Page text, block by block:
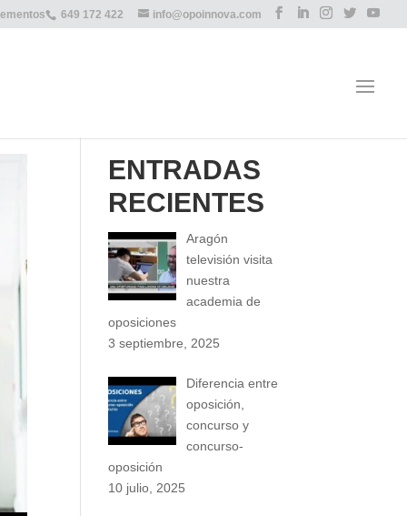
649 172 422 info@opoinnova.com
ENTRADAS
RECIENTES
Aragón
televisión visita
nuestra
academia de
oposiciones
3 septiembre, 2025
Diferencia entre
oposición,
concurso y
concurso-
oposición
10 julio, 2025